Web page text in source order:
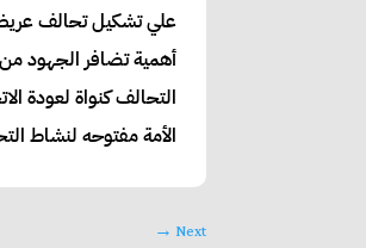
علي تشكيل تحالف عريض
أهمية تضافر الجهود
التحالف كنواة لعودة
الأمة مفتوحه لنشاط
Next
→